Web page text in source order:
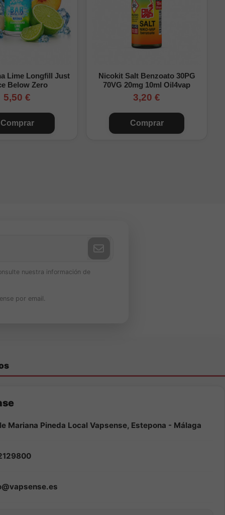
Lime Longfill Just
Below Zero
5,50 €
Comprar
Nicokit Salt Benzoato 30PG
70VG 20mg 10ml Oil4vap
3,20 €
Comprar
nuestra información de
por email.
Mariana Pineda Local Vapsense, Estepona - Málaga